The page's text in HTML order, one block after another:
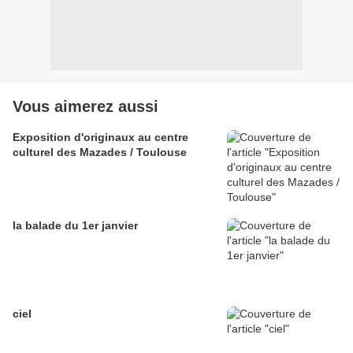
Vous aimerez aussi
Exposition d'originaux au centre
culturel des Mazades / Toulouse
la balade du 1er janvier
ciel